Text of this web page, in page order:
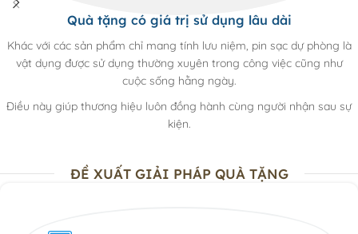
Quà tặng có giá trị sử dụng lâu dài
Khác với các sản phẩm chỉ mang tính lưu niệm, pin sạc dự phòng là
vật dụng được sử dụng thường xuyên trong công việc cũng như
cuộc sống hằng ngày.
Điều này giúp thương hiệu luôn đồng hành cùng người nhận sau sự
kiện.
ĐỀ XUẤT GIẢI PHÁP QUÀ TẶNG